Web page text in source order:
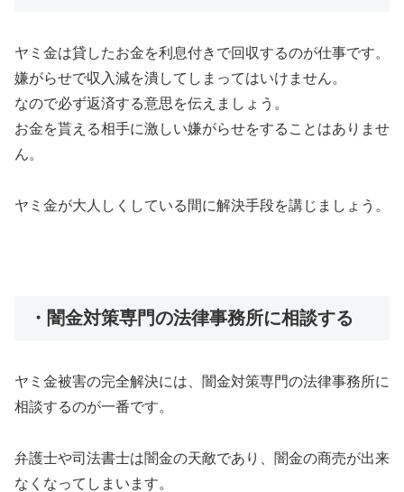
ヤミ金は貸したお金を利息付きで回収するのが仕事です。
嫌がらせで収入減を潰してしまってはいけません。
なので必ず返済する意思を伝えましょう。
お金を貰える相手に激しい嫌がらせをすることはありませ
ん。
ヤミ金が大人しくしている間に解決手段を講じましょう。
・闇金対策専門の法律事務所に相談する
ヤミ金被害の完全解決には、闇金対策専門の法律事務所に
相談するのが一番です。
弁護士や司法書士は闇金の天敵であり、闇金の商売が出来
なくなってしまいます。